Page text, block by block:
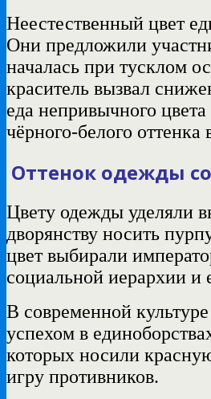
Неестественный цвет
Они предложили
началась при тусклом
краситель вызвал
еда непривычного
чёрного‑белого оттенка
Оттенок одежды
Цвету одежды уделяли
дворянству носить
цветвыбирали
социальной иерархии и
В современной
успехом в
которых носили
игру противников.